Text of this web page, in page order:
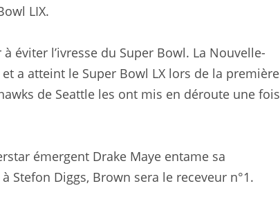
LIX.
éviter l’ivresse du Super Bowl. La Nouvelle-
a atteint le Super Bowl LX lors de la première
de Seattle les ont mis en déroute une fois
émergent Drake Maye entame sa
Stefon Diggs, Brown sera le receveur n°1.